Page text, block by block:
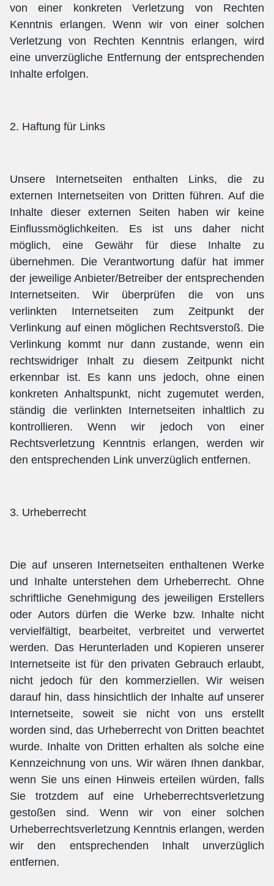
von einer konkreten Verletzung von Rechten
Kenntnis erlangen. Wenn wir von einer solchen
Verletzung von Rechten Kenntnis erlangen, wird
eine unverzügliche Entfernung der entsprechenden
Inhalte erfolgen.
2. Haftung für Links
Unsere Internetseiten enthalten Links, die zu
externen Internetseiten von Dritten führen. Auf die
Inhalte dieser externen Seiten haben wir keine
Einflussmöglichkeiten. Es ist uns daher nicht
möglich, eine Gewähr für diese Inhalte zu
übernehmen. Die Verantwortung dafür hat immer
der jeweilige Anbieter/Betreiber der entsprechenden
Internetseiten. Wir überprüfen die von uns
verlinkten Internetseiten zum Zeitpunkt der
Verlinkung auf einen möglichen Rechtsverstoß. Die
Verlinkung kommt nur dann zustande, wenn ein
rechtswidriger Inhalt zu diesem Zeitpunkt nicht
erkennbar ist. Es kann uns jedoch, ohne einen
konkreten Anhaltspunkt, nicht zugemutet werden,
ständig die verlinkten Internetseiten inhaltlich zu
kontrollieren. Wenn wir jedoch von einer
Rechtsverletzung Kenntnis erlangen, werden wir
den entsprechenden Link unverzüglich entfernen.
3. Urheberrecht
Die auf unseren Internetseiten enthaltenen Werke
und Inhalte unterstehen dem Urheberrecht. Ohne
schriftliche Genehmigung des jeweiligen Erstellers
oder Autors dürfen die Werke bzw. Inhalte nicht
vervielfältigt, bearbeitet, verbreitet und verwertet
werden. Das Herunterladen und Kopieren unserer
Internetseite ist für den privaten Gebrauch erlaubt,
nicht jedoch für den kommerziellen. Wir weisen
darauf hin, dass hinsichtlich der Inhalte auf unserer
Internetseite, soweit sie nicht von uns erstellt
worden sind, das Urheberrecht von Dritten beachtet
wurde. Inhalte von Dritten erhalten als solche eine
Kennzeichnung von uns. Wir wären Ihnen dankbar,
wenn Sie uns einen Hinweis erteilen würden, falls
Sie trotzdem auf eine Urheberrechtsverletzung
gestoßen sind. Wenn wir von einer solchen
Urheberrechtsverletzung Kenntnis erlangen, werden
wir den entsprechenden Inhalt unverzüglich
entfernen.